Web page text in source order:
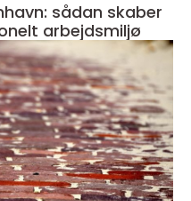
sådan skaber
arbejdsmiljø